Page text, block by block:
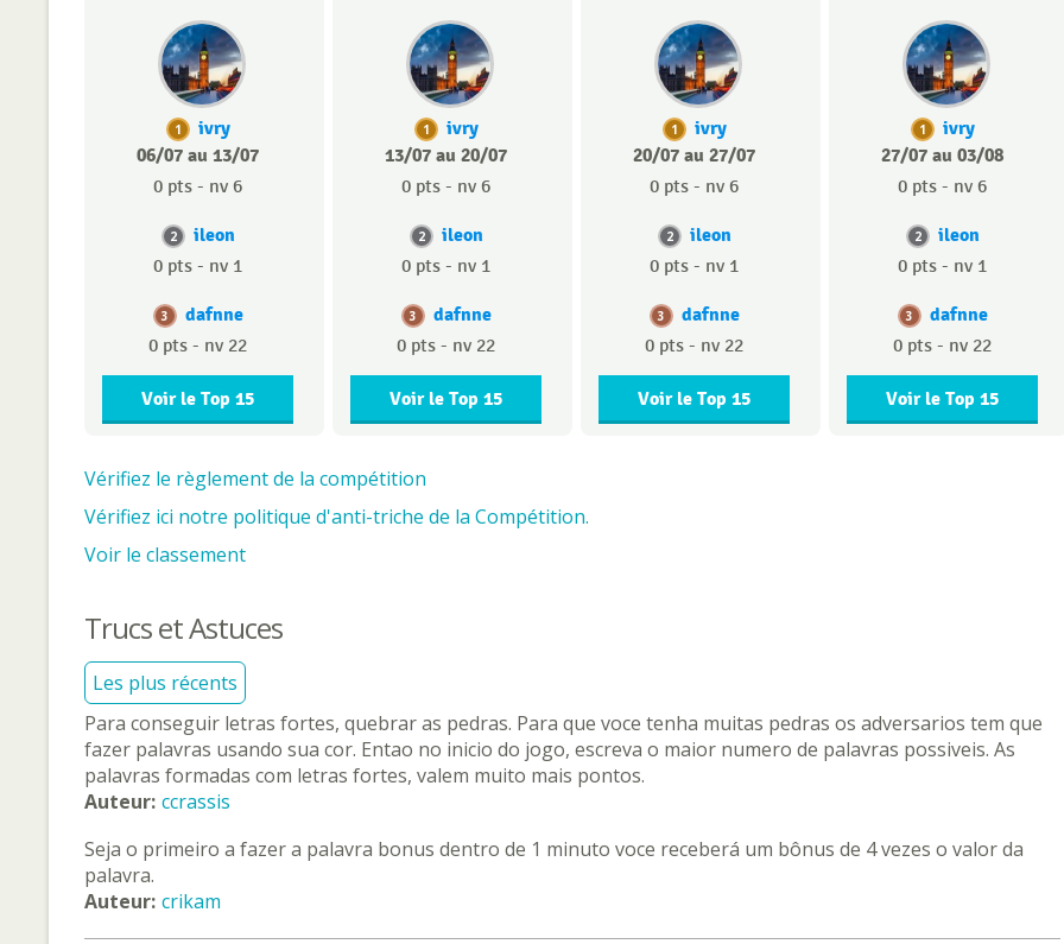
1
ivry
06/07 au 13/07
0 pts - nv 6
2 ileon
0 pts - nv 1
3 dafnne
0 pts - nv 22
Voir le Top 15
1
ivry
13/07 au 20/07
0 pts - nv 6
2 ileon
0 pts - nv 1
3 dafnne
0 pts - nv 22
Voir le Top 15
1
ivry
20/07 au 27/07
0 pts - nv 6
2 ileon
0 pts - nv 1
3 dafnne
0 pts - nv 22
Voir le Top 15
1
ivry
27/07 au 03/08
0 pts - nv 6
2 ileon
0 pts - nv 1
3 dafnne
0 pts - nv 22
Voir le Top 15
Vérifiez le règlement de la compétition
Vérifiez ici notre politique d'anti-triche de la Compétition.
Voir le classement
Trucs et Astuces
Les plus récents
Para conseguir letras fortes, quebrar as pedras. Para que voce tenha muitas pedras os adversarios tem que
fazer palavras usando sua cor. Entao no inicio do jogo, escreva o maior numero de palavras possiveis. As
palavras formadas com letras fortes, valem muito mais pontos.
Auteur: ccrassis
Seja o primeiro a fazer a palavra bonus dentro de 1 minuto voce receberá um bônus de 4 vezes o valor da
palavra.
Auteur: crikam